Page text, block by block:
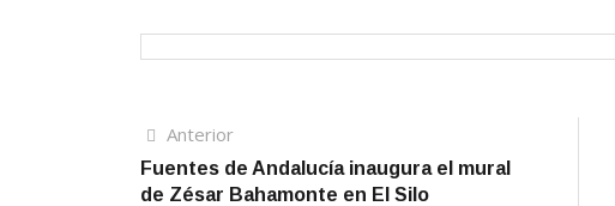
Navegación
de
AnteriorArtículo
anterior
Fuentes de Andalucía inaugura el mural
de Zésar Bahamonte en El Silo